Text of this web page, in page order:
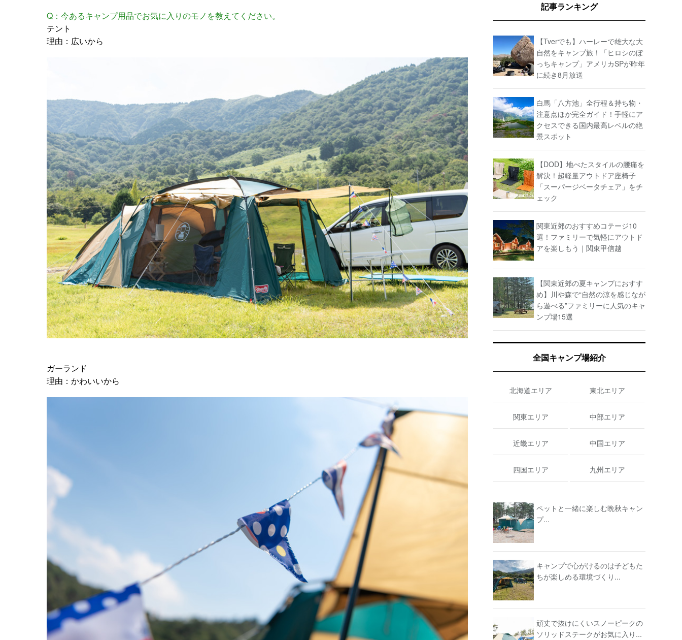
Q：今あるキャンプ用品でお気に入りのモノを教えてください。
テント
理由：広いから
ガーランド
理由：かわいいから
記事ランキング
【Tverでも】ハーレーで雄大な大
自然をキャンプ旅！「ヒロシのぼ
っちキャンプ」アメリカSPが昨年
に続き8月放送
白馬「八方池」全行程＆持ち物・
注意点ほか完全ガイド！手軽にア
クセスできる国内最高レベルの絶
景スポット
【DOD】地べたスタイルの腰痛を
解決！超軽量アウトドア座椅子
「スーパージベータチェア」をチ
ェック
関東近郊のおすすめコテージ10
選！ファミリーで気軽にアウトド
アを楽しもう｜関東甲信越
【関東近郊の夏キャンプにおすす
め】川や森で“自然の涼を感じなが
ら遊べる”ファミリーに人気のキャ
ンプ場15選
全国キャンプ場紹介
北海道エリア 東北エリア
関東エリア 中部エリア
近畿エリア 中国エリア
四国エリア 九州エリア
ペットと一緒に楽しむ晩秋キャン
プ...
キャンプで心がけるのは子どもた
ちが楽しめる環境づくり...
頑丈で抜けにくいスノーピークの
ソリッドステークがお気に入り...